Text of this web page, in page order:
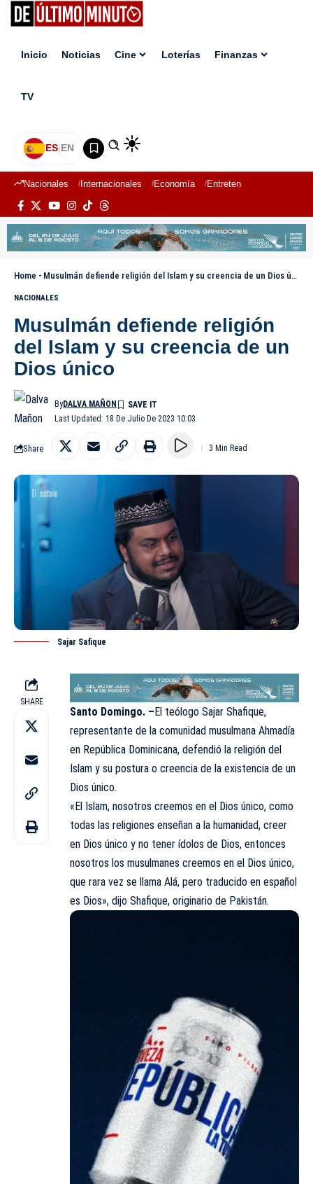
Inicio Noticias Cine Loterías Finanzas
TV
ES|EN
Nacionales Internacionales Economía Entretenimiento
Home - Musulmán defiende religión del Islam y su creencia de un Dios único
NACIONALES
Musulmán defiende religión
del Islam y su creencia de un
Dios único
Last Updated: 18 De Julio De 2023 10:03
ByDALVA MAÑON
Share 3 Min Read
Sajar Safique
SHARE
Santo Domingo. –El teólogo Sajar Shafique,
representante de la comunidad musulmana Ahmadía
en República Dominicana, defendió la religión del
Islam y su postura o creencia de la existencia de un
Dios único.
«El Islam, nosotros creemos en el Dios único, como
todas las religiones enseñan a la humanidad, creer
en Dios único y no tener ídolos de Dios, entonces
nosotros los musulmanes creemos en el Dios único,
que rara vez se llama Alá, pero traducido en español
es Dios», dijo Shafique, originario de Pakistán.